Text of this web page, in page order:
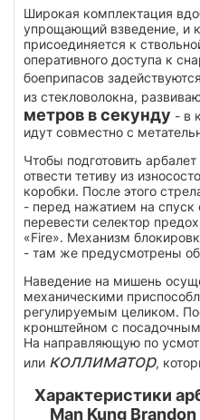
Широкая комплектация
упрощающий взведение, и
присоединяется к
оперативного доступа к
боеприпасов задействуются
из стекловолокна,
метров в секунду - в
идут совместно с
Чтобы подготовить
отвести тетиву из
коробки. После этого
- перед нажатием на спуск
перевести селектор
«Fire». Механизм
- там же предусмотрены
Наведение на мишень
механическими
регулируемым целиком.
кронштейном с
На направляющую по
или коллиматор,
Характеристики
Man Kung